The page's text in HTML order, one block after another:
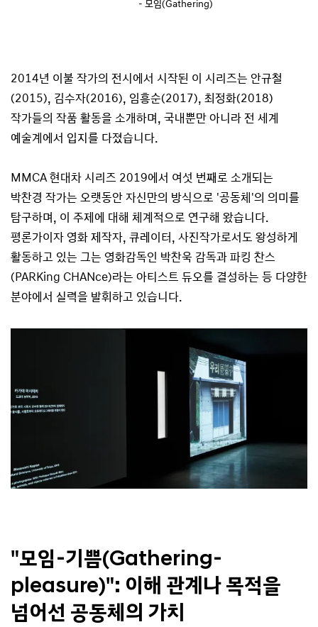
- 모임(Gathering)
2014년 이불 작가의 전시에서 시작된 이 시리즈는 안규철
(2015), 김수자(2016), 임흥순(2017), 최정화(2018)
작가들의 작품 활동을 소개하며, 국내뿐만 아니라 전 세계
예술계에서 입지를 다졌습니다.
MMCA 현대차 시리즈 2019에서 여섯 번째로 소개되는
박찬경 작가는 오랫동안 자신만의 방식으로 '공동체'의 의미를
탐구하며, 이 주제에 대해 체계적으로 연구해 왔습니다.
평론가이자 영화 제작자, 큐레이터, 사진작가로서도 왕성하게
활동하고 있는 그는 영화감독인 박찬욱 감독과 파킹 찬스
(PARKing CHANce)라는 아티스트 듀오를 결성하는 등 다양한
분야에서 실력을 발휘하고 있습니다.
"모임-기쁨(Gathering-
pleasure)": 이해 관계나 목적을
넘어선 공동체의 가치